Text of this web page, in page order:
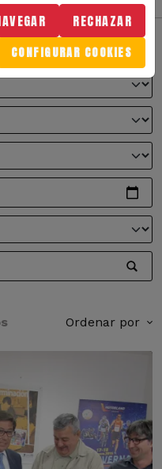
Ordenar por
RECHAZAR
CONFIGURAR COOKIES